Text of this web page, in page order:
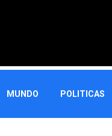
MUNDO POLITICAS